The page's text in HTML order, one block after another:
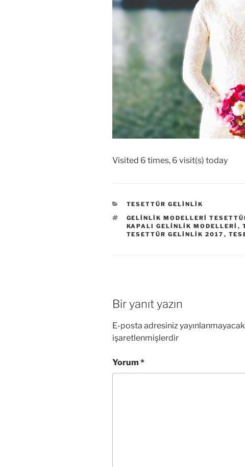
Visited 6 times, 6 visit(s) today
KATEGORILER
TESETTÜR GELINLIK
ETIKETLER
GELINLIK MODELLERI
KAPALI GELINLIK MODELLERI ,
TESETTÜR GELINLIK 2017 ,
Bir yanıt yazın
E-posta adresiniz
işaretlenmişlerdir
Yorum *